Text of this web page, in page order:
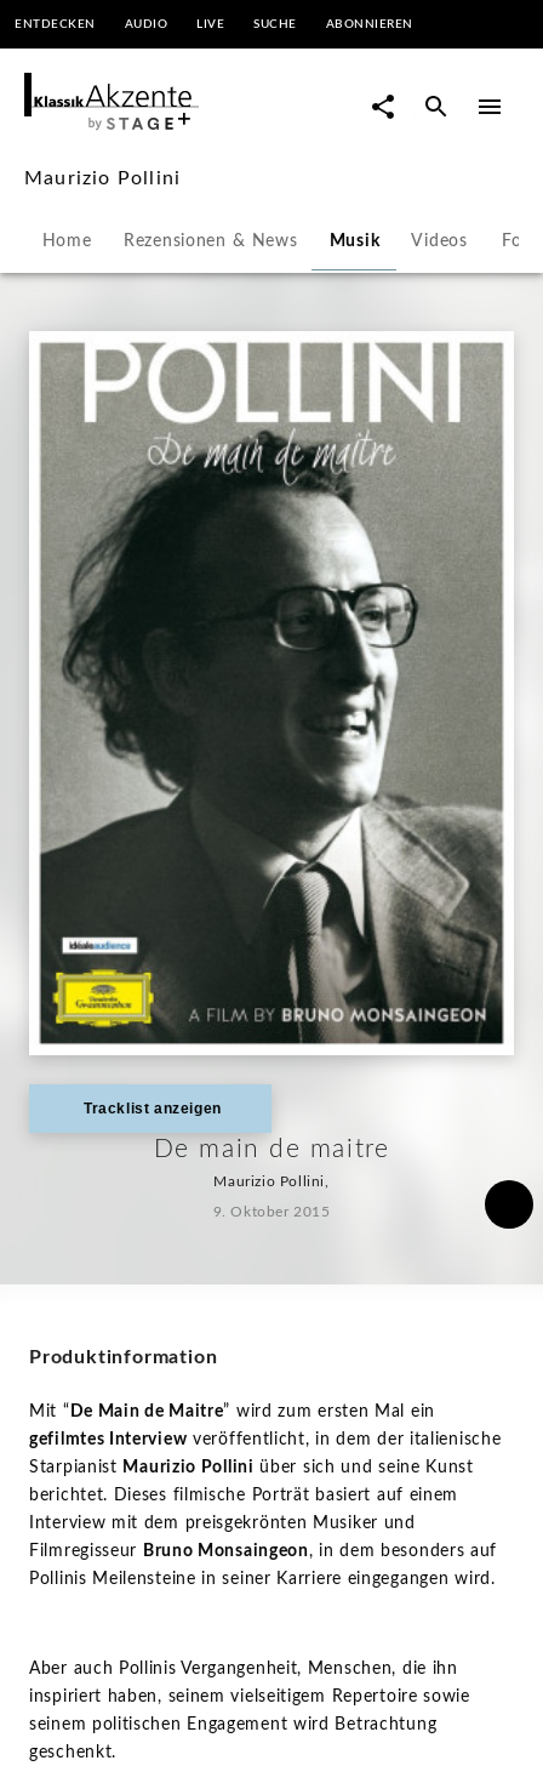
Maurizio
Pollini
KlassikAkzente
by
STAGE+
ENTDECKEN AUDIO LIVE SUCHE ABONNIEREN
Maurizio Pollini
Home Rezensionen & News Musik Videos
Tracklist anzeigen
De main de maitre
Maurizio Pollini,
9. Oktober 2015
Produktinformation
Mit “ De Main de Maitre” wird zum ersten Mal ein
gefilmtes Interview veröffentlicht, in dem der italienische
Starpianist Maurizio Pollini über sich und seine Kunst
berichtet. Dieses filmische Porträt basiert auf einem
Interview mit dem preisgekrönten Musiker und
Filmregisseur
Bruno Monsaingeon, in dem besonders auf
Pollinis Meilensteine in seiner Karriere eingegangen wird.
Aber auch Pollinis Vergangenheit, Menschen, die ihn
inspiriert haben, seinem vielseitigem Repertoire sowie
seinem politischen Engagement wird Betrachtung
geschenkt.